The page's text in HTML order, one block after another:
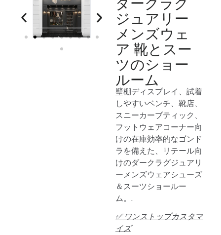
ジュアリー
メンズウェ
ア 靴とスー
ツのショー
ルーム
壁棚ディスプレイ、試着
しやすいベンチ、靴店、
スニーカーブティック、
フットウェアコーナー向
けの在庫効率的なゴンド
ラを備えた、リテール向
けのダークラグジュアリ
ーメンズウェアシューズ
＆スーツショールー
ム。.
✅ ワンストップカスタマ
イズ